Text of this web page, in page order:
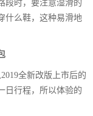
段时，要注意湿滑的
什么鞋，这种易滑地
全新改版上市后的
日行程，所以体验的